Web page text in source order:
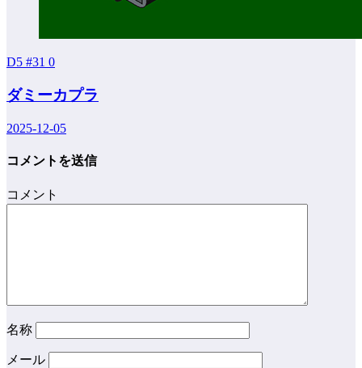
D5 #31 0
ダミーカプラ
2025-12-05
コメントを送信
コメント
名称
メール